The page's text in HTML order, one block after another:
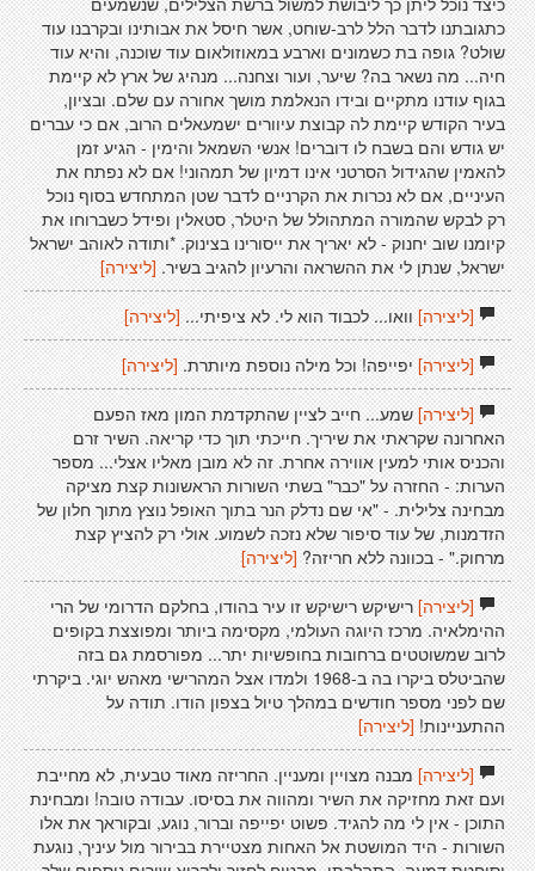
כתגובתנו לדבר הלל לרב-שוחט, אשר חיסל את אבותינו ובקרבנו עוד
שולט? גופה בת כשמונים וארבע במאוזולאום עוד שוכנה, והיא עוד
חיה... מה נשאר בה? שיער, ועור וצחנה... מנהיג של ארץ לא קיימת
בגוף עודנו מתקיים ובידו הנאלמת מושך אחורה עם שלם. ובציון,
בעיר הקודש קיימת לה קבוצת עיוורים ישמעאלים הרוב, אם כי עברים
יש גודש והם בשבח לו דוברים! אנשי השמאל והימין - הגיע זמן
להאמין שהגידול הסרטני אינו דמיון של תמהוני! אם לא נפתח את
העיניים, אם לא נכרות את הקרניים לדבר שטן המתחדש בסוף נוכל
רק לבקש שהמורה המתהולל של היטלר, סטאלין ופידל כשברוחו את
קיומנו שוב יחנוק - לא יאריך את ייסורינו בצינוק. *ותודה לאוהב ישראל
ישראל, שנתן לי את ההשראה והרעיון להגיב בשיר. [ליצירה]
[ליצירה]וואו... לכבוד הוא לי. לא ציפיתי... [ליצירה]
[ליצירה]יפייפה! וכל מילה נוספת מיותרת. [ליצירה]
[ליצירה]שמע... חייב לציין שהתקדמת המון מאז הפעם
האחרונה שקראתי את שיריך. חייכתי תוך כדי קריאה. השיר זרם
והכניס אותי למעין אווירה אחרת. זה לא מובן מאליו אצלי... מספר
הערות: - החזרה על "כבר" בשתי השורות הראשונות קצת מציקה
מבחינה צלילית. - "אי שם נדלק הנר בתוך האופל נוצץ מתוך חלון של
הזדמנות, של עוד סיפור שלא נזכה לשמוע. אולי רק להציץ קצת
מרחוק." - בכוונה ללא חריזה?[ליצירה]
[ליצירה]רישיקש רישיקש זו עיר בהודו, בחלקם הדרומי של הרי
ההימלאיה. מרכז היוגה העולמי, מקסימה ביותר ומפוצצת בקופים
לרוב שמשוטטים ברחובות בחופשיות יתר... מפורסמת גם בזה
שהביטלס ביקרו בה ב-1968 ולמדו אצל המהרישי מאהש יוגי. ביקרתי
שם לפני מספר חודשים במהלך טיול בצפון הודו. תודה על
ההתעניינות! [ליצירה]
[ליצירה]מבנה מצויין ומעניין. החריזה מאוד טבעית, לא מחייבת
ועם זאת מחזיקה את השיר ומהווה את בסיסו. עבודה טובה! ומבחינת
התוכן - אין לי מה להגיד. פשוט יפייפה וברור, נוגע, ובקוראך את אלו
השורות - היד המושטת אל האחות מצטיירת בבירור מול עיניך, נוגעת